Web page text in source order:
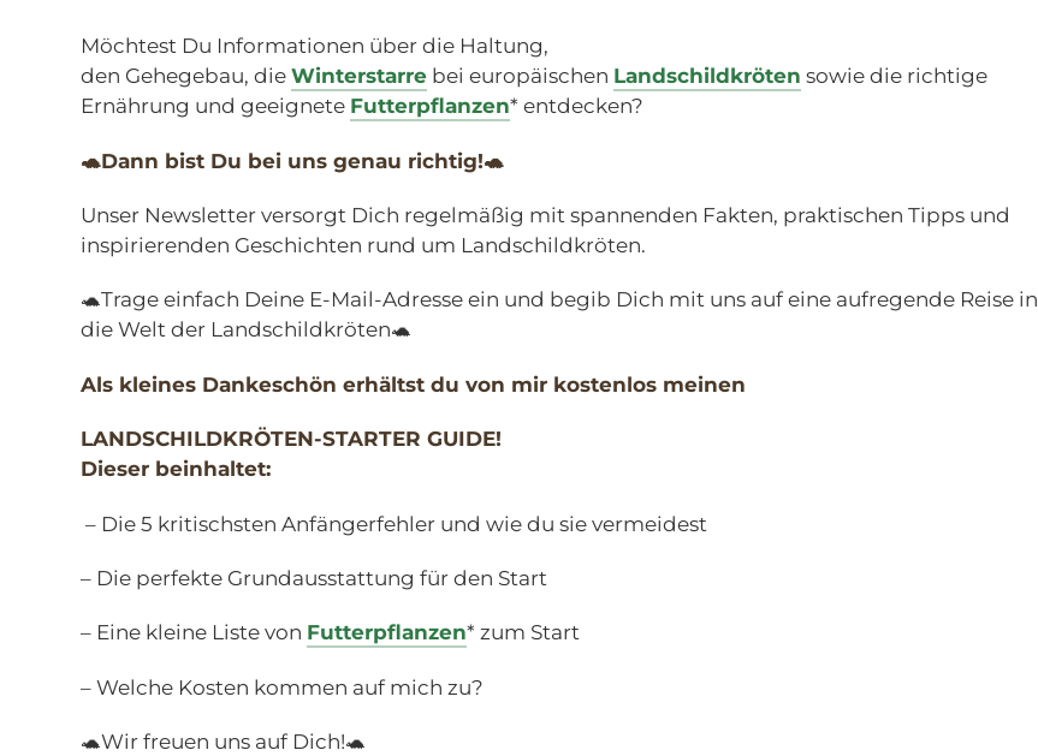
Möchtest Du Informationen über die Haltung,
den Gehegebau, die Winterstarre bei europäischen Landschildkröten sowie die richtige
Ernährung und geeignete Futterpflanzen* entdecken?
🐢Dann bist Du bei uns genau richtig!🐢
Unser Newsletter versorgt Dich regelmäßig mit spannenden Fakten, praktischen Tipps und
inspirierenden Geschichten rund um Landschildkröten.
🐢Trage einfach Deine E-Mail-Adresse ein und begib Dich mit uns auf eine aufregende Reise in
die Welt der Landschildkröten🐢
Als kleines Dankeschön erhältst du von mir kostenlos meinen
LANDSCHILDKRÖTEN-STARTER GUIDE!
Dieser beinhaltet:
– Die 5 kritischsten Anfängerfehler und wie du sie vermeidest
– Die perfekte Grundausstattung für den Start
– Eine kleine Liste von Futterpflanzen* zum Start
– Welche Kosten kommen auf mich zu?
🐢Wir freuen uns auf Dich!🐢